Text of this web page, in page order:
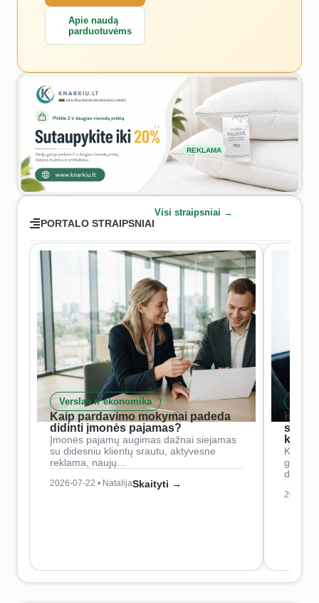
Apie naudą
parduotuvėms
REKLAMA
PORTALO STRAIPSNIAI
Visi straipsniai →
Verslas ir ekonomika
Kaip pardavimo mokymai padeda
didinti įmonės pajamas?
Įmonės pajamų augimas dažnai siejamas
su didesniu klientų srautu, aktyvesne
reklama, naujų…
2026-07-22 • NatalijaSkaityti →
Kaip
2026-